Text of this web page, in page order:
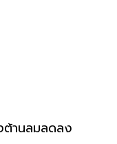
ต้านลมลดลง